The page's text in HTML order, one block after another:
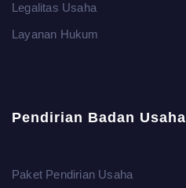
Legalitas Usaha
Layanan Hukum
Pendirian Badan Usaha
Paket Pendirian Usaha